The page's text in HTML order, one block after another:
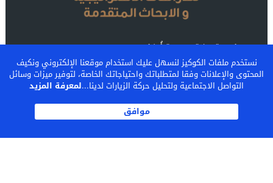
مؤسسة بحثية مستقلة أُنشئت عام 2025، تهدف إلى الإسهام
في تطوير المعرفة المتعلقة بقضايا المغرب ومحيطه، من خلال
تحليل التحديات التي يواجهها واستشراف آفاق تطوره.
نستخدم ملفات الكوكيز لنسهل عليك استخدام موقعنا الإلكتروني ونكيف
المحتوى والإعلانات وفقا لمتطلباتك واحتياجاتك الخاصة، لتوفير ميزات وسائل
التواصل الاجتماعية ولتحليل حركة الزيارات لدينا...لمعرفة المزيد
موافق